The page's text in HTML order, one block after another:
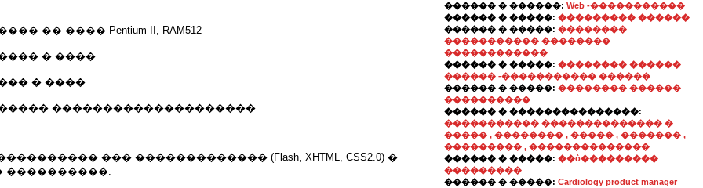
�� ���� Pentium II, RAM512
� ����
� ����
��������������������
��� ������������� (Flash, XHTML, CSS2.0) �
����������.
������ � ������: Web -�����������
������ � �����: ��������� ������
������ � �����: ��������
����������� ��������
������������
������ � �����: �������� ������
������ -����������� ������
������ � �����: �������� ������
����������
������ � ���������������:
����������� �������������� �
����� , �������� , ����� , ������� ,
��������� , ��������������
������ � �����: ��ò���������
���������
������ � �����: Cardiology product manager